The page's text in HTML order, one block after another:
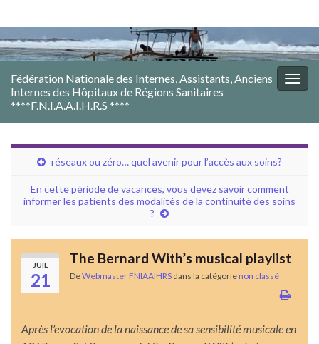
Fédération Nationale des Internes, Assistants, Anciens
Internes des Hôpitaux de Régions Sanitaires
****F.N.I.A.A.I.H.R.S ****
réseaux ou zéro… quel avenir pour l’accès aux soins?
En cette période de vacances, vous devez savoir comment
informer les patients des modalités de la continuité des soins
?
JUIL
21
The Bernard With’s musical playlist
DeWebmaster FNIAAIHRS dans la catégorie non classé
Après l’evocation de la naissance de sa sensibilité musicale en